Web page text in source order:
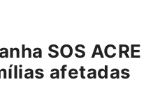
SOS ACRE
afetadas